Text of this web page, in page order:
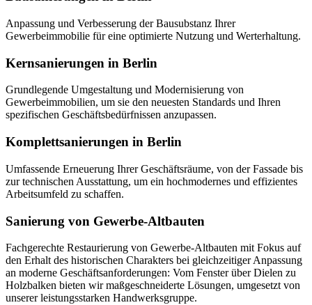
Anpassung und Verbesserung der Bausubstanz Ihrer
Gewerbeimmobilie für eine optimierte Nutzung und Werterhaltung.
Kernsanierungen in Berlin
Grundlegende Umgestaltung und Modernisierung von
Gewerbeimmobilien, um sie den neuesten Standards und Ihren
spezifischen Geschäftsbedürfnissen anzupassen.
Komplettsanierungen in Berlin
Umfassende Erneuerung Ihrer Geschäftsräume, von der Fassade bis
zur technischen Ausstattung, um ein hochmodernes und effizientes
Arbeitsumfeld zu schaffen.
Sanierung von Gewerbe-Altbauten
Fachgerechte Restaurierung von Gewerbe-Altbauten mit Fokus auf
den Erhalt des historischen Charakters bei gleichzeitiger Anpassung
an moderne Geschäftsanforderungen: Vom Fenster über Dielen zu
Holzbalken bieten wir maßgeschneiderte Lösungen, umgesetzt von
unserer leistungsstarken Handwerksgruppe.